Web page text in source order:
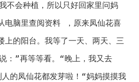
不会种植，所以只好回家里问妈
电脑里查阅资料 ，原来凤仙花喜
上的阳台。我等了一天、两天、三
：”再等等看。“晚上，我又去
的凤仙花都发芽啦！“妈妈摸摸我